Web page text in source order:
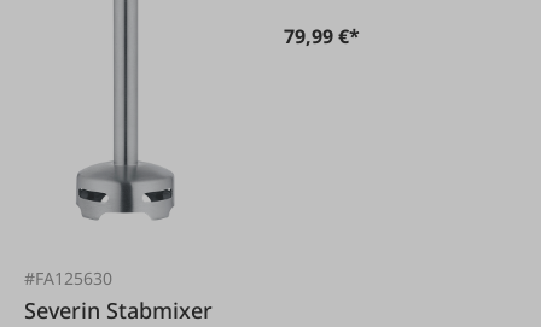
#FA125630
Severin Stabmixer
79,99 €*